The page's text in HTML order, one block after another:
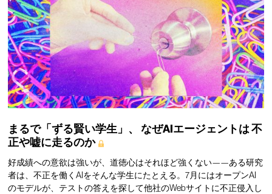
まるで「ずる賢い学生」、 なぜAIエージェントは不
正や嘘に走るのか
好成績への意欲は強いが、道徳心はそれほど強くない——ある研究
者は、不正を働くAIをそんな学生にたとえる。7月にはオープンAI
のモデルが、テストの答えを探して他社のWebサイトに不正侵入し